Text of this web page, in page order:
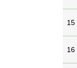
15
16